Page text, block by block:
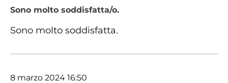
Recensione con valutazione di 5 su 5 stelle
Sono molto soddisfatta/o.
Sono molto soddisfatta.
8 marzo 2024 16:50